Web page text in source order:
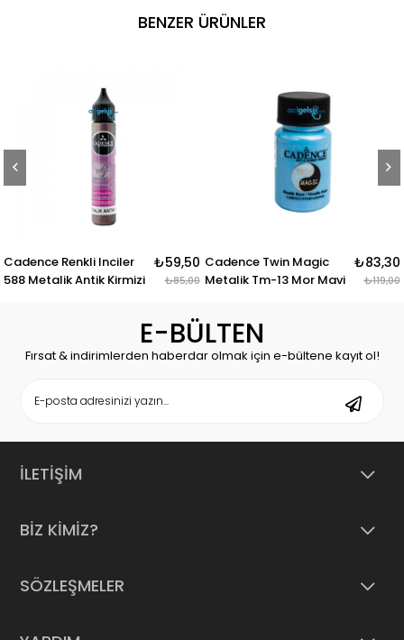
BENZER ÜRÜNLER
Cadence Renkli Inciler
588 Metalik Antik Kirmizi
₺59,50
₺85,00
Cadence Twin Magic
Metalik Tm-13 Mor Mavi
₺83,30
₺119,00
E-BÜLTEN
Fırsat & indirimlerden haberdar olmak için e-bültene kayıt ol!
İLETİŞİM
BİZ KİMİZ?
SÖZLEŞMELER